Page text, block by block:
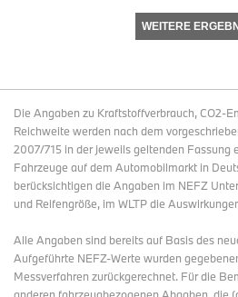
WEITERE
Die Angaben zu Kraftstoffverbrauch, CO2-
Reichweite werden nach dem
2007/715 in der jeweils geltenden Fassung
Fahrzeuge auf dem Automobilmarkt in
berücksichtigen die Angaben im NEFZ
und Reifengröße, im WLTP die
Alle Angaben sind bereits auf Basis des
Aufgeführte NEFZ-Werte wurden
Messverfahren zurückgerechnet. Für die